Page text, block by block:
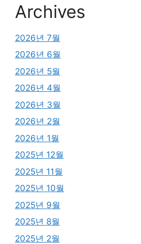
Archives
2026년 7월
2026년 6월
2026년 5월
2026년 4월
2026년 3월
2026년 2월
2026년 1월
2025년 12월
2025년 11월
2025년 10월
2025년 9월
2025년 8월
2025년 2월